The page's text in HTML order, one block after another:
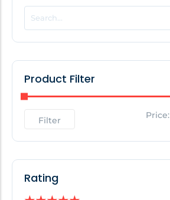
POPULAR THIS WEEK
No Posts Found!
No Posts Found!
Product Filter
Filter Price:
Rating